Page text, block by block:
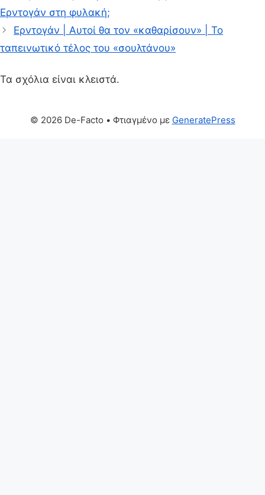
Ερντογάν στη φυλακή;
Ερντογάν | Αυτοί θα τον «καθαρίσουν» | Το
ταπεινωτικό τέλος του «σουλτάνου»
Τα σχόλια είναι κλειστά.
© 2026 De-Facto • Φτιαγμένο με GeneratePress